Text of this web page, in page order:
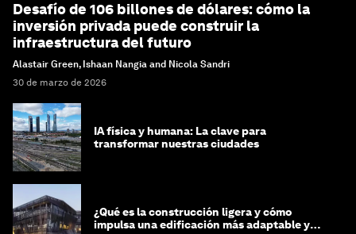
Desafío de 106 billones de dólares: cómo la
inversión privada puede construir la
infraestructura del futuro
Alastair Green, Ishaan Nangia and Nicola Sandri
30 de marzo de 2026
IA física y humana: La clave para
transformar nuestras ciudades
¿Qué es la construcción ligera y cómo
impulsa una edificación más adaptable y